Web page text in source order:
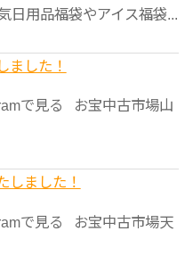
日用品福袋やアイス福袋...
ました！
で見る お宝中古市場山
しました！
で見る お宝中古市場天